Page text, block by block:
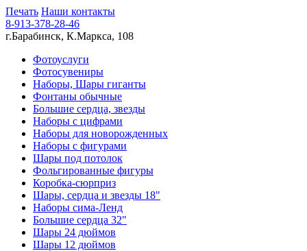
Печать Наши контакты
8-913-378-28-46
г.Барабинск, К.Маркса, 108
Фотоуслуги
Фотосувениры
Наборы, Шары гиганты
Фонтаны обычные
Большие сердца, звезды
Наборы с цифрами
Наборы для новорожденных
Наборы с фигурами
Шары под потолок
Фольгированные фигуры
Коробка-сюрприз
Шары, сердца и звезды 18"
Наборы сима-Ленд
Большие сердца 32"
Шары 24 дюймов
Шары 12 дюймов